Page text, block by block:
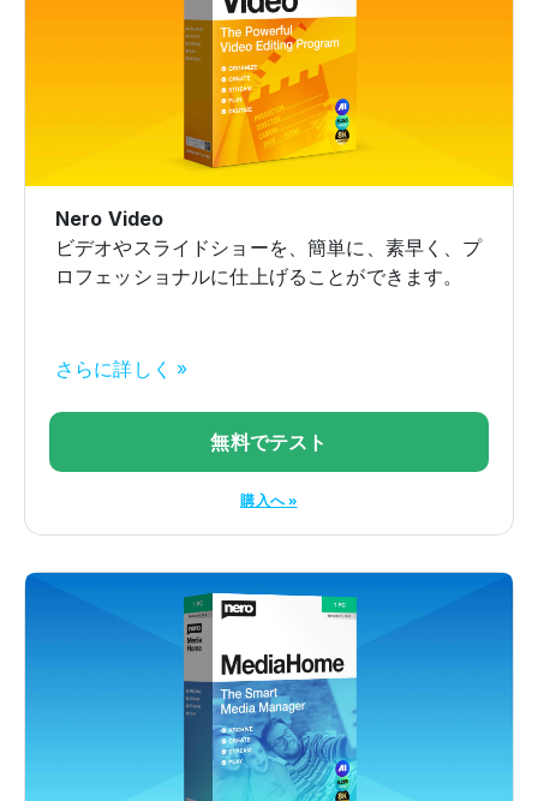
Nero Video
ビデオやスライドショーを、簡単に、素早く、プ
ロフェッショナルに仕上げることができます。
さらに詳しく »
無料でテスト
購入へ »